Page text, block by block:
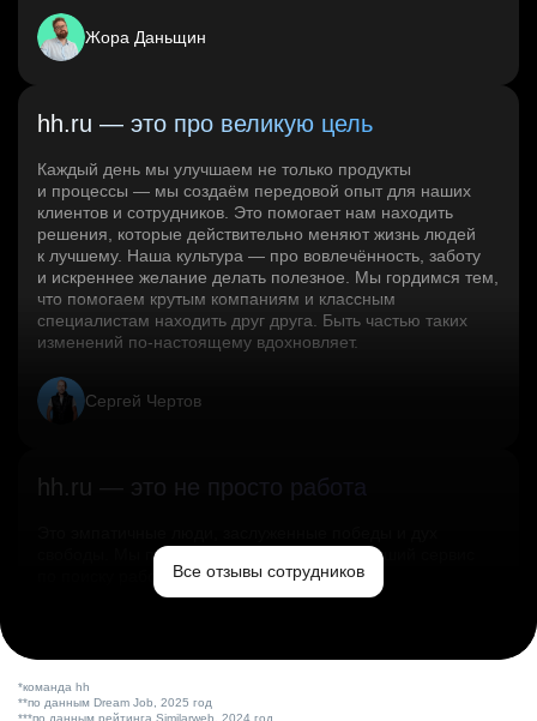
Жора Даньщин
hh.ru — это про великую цель
Каждый день мы улучшаем не только продукты
и процессы — мы создаём передовой опыт для наших
клиентов и сотрудников. Это помогает нам находить
решения, которые действительно меняют жизнь людей
к лучшему. Наша культура — про вовлечённость, заботу
и искреннее желание делать полезное. Мы гордимся тем,
что помогаем крутым компаниям и классным
специалистам находить друг друга. Быть частью таких
изменений по‑настоящему вдохновляет.
Сергей Чертов
hh.ru — это не просто работа
свободы. Мы помогаем миру и создаём лучший сервис
по поиску работы в стране.Все отзывы сотрудников
*команда hh
**по данным Dream Job, 2025 год
***по данным рейтинга Similarweb, 2024 год